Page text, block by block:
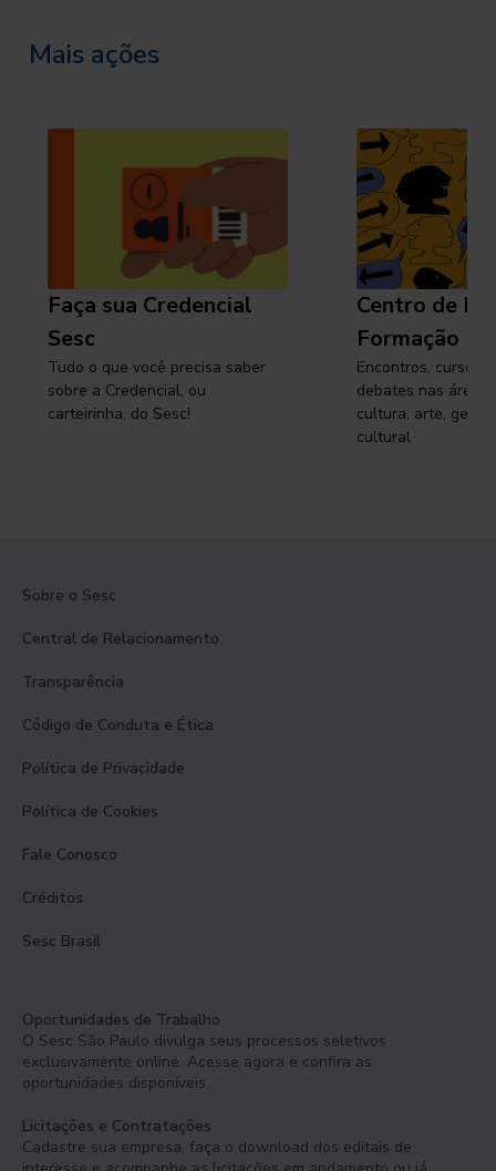
Mais ações
Faça sua Credencial
Sesc
Tudo o que você precisa saber
sobre a Credencial, ou
carteirinha, do Sesc!
Centro de
Formação
Encontros, cursos,
debates nas áreas
cultura, arte,
cultural
Sobre o Sesc
Central de Relacionamento
Transparência
Código de Conduta e Ética
Política de Privacidade
Política de Cookies
Fale Conosco
Créditos
Sesc Brasil
Oportunidades de Trabalho
O Sesc São Paulo divulga seus processos seletivos
exclusivamente online. Acesse agora e confira as
oportunidades disponíveis.
Licitações e Contratações
Cadastre sua empresa, faça o download dos editais de